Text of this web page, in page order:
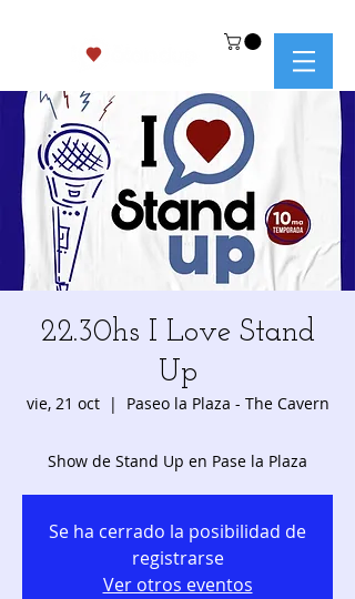
22.30hs I Love Stand
Up
vie, 21 oct
  |
Paseo la Plaza - The Cavern
Se ha cerrado la posibilidad de
registrarse
Ver otros eventos